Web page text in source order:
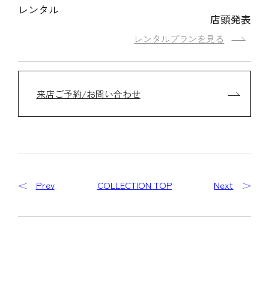
レンタル
店頭発表
レンタルプランを見る
来店ご予約/お問い合わせ
Prev COLLECTION TOP Next